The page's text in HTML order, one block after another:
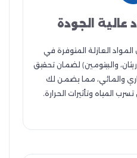
عالية الجودة
العازلة المتوفرة في
والبيتومين) لضمان تحقيق
والمائي، مما يضمن لك
المياه وتأثيرات الحرارة.